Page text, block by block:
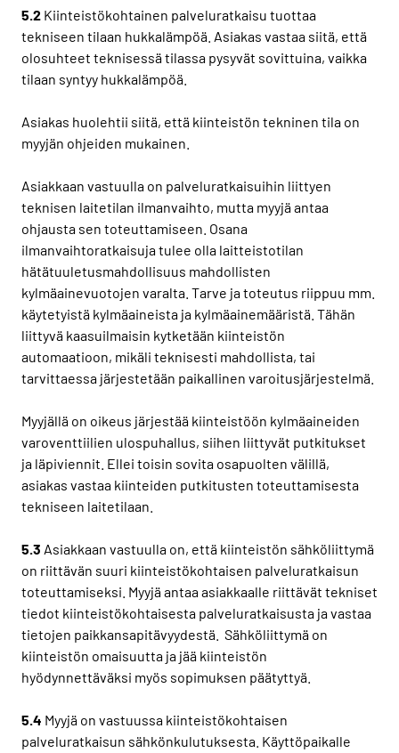
5.2 Kiinteistökohtainen palveluratkaisu tuottaa
tekniseen tilaan hukkalämpöä. Asiakas vastaa siitä, että
olosuhteet teknisessä tilassa pysyvät sovittuina, vaikka
tilaan syntyy hukkalämpöä.
Asiakas huolehtii siitä, että kiinteistön tekninen tila on
myyjän ohjeiden mukainen.
Asiakkaan vastuulla on palveluratkaisuihin liittyen
teknisen laitetilan ilmanvaihto, mutta myyjä antaa
ohjausta sen toteuttamiseen. Osana
ilmanvaihtoratkaisuja tulee olla laitteistotilan
hätätuuletusmahdollisuus mahdollisten
kylmäainevuotojen varalta. Tarve ja toteutus riippuu mm.
käytetyistä kylmäaineista ja kylmäainemääristä. Tähän
liittyvä kaasuilmaisin kytketään kiinteistön
automaatioon, mikäli teknisesti mahdollista, tai
tarvittaessa järjestetään paikallinen varoitusjärjestelmä.
Myyjällä on oikeus järjestää kiinteistöön kylmäaineiden
varoventtiilien ulospuhallus, siihen liittyvät putkitukset
ja läpiviennit. Ellei toisin sovita osapuolten välillä,
asiakas vastaa kiinteiden putkitusten toteuttamisesta
tekniseen laitetilaan.
5.3 Asiakkaan vastuulla on, että kiinteistön sähköliittymä
on riittävän suuri kiinteistökohtaisen palveluratkaisun
toteuttamiseksi. Myyjä antaa asiakkaalle riittävät tekniset
tiedot kiinteistökohtaisesta palveluratkaisusta ja vastaa
tietojen paikkansapitävyydestä. Sähköliittymä on
kiinteistön omaisuutta ja jää kiinteistön
hyödynnettäväksi myös sopimuksen päätyttyä.
5.4 Myyjä on vastuussa kiinteistökohtaisen
palveluratkaisun sähkönkulutuksesta. Käyttöpaikalle